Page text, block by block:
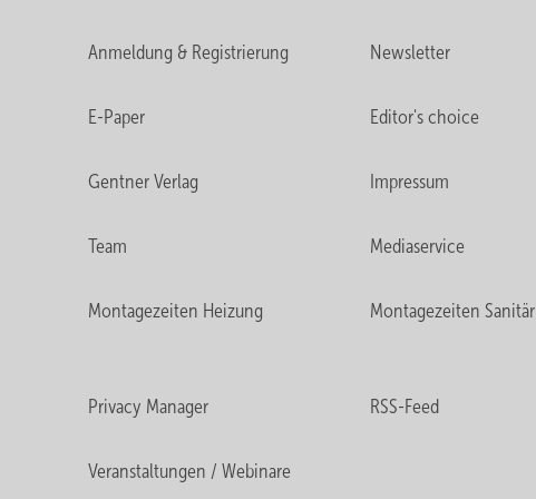
Anmeldung & Registrierung Newsletter
E-Paper Editor's choice
Gentner Verlag Impressum
Team Mediaservice
Montagezeiten Heizung Montagezeiten Sanitär
Privacy Manager RSS-Feed
Veranstaltungen / Webinare